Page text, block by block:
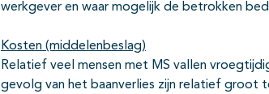
werkgever en waar mogelijk de betrokken
Kosten (middelenbeslag)
Relatief veel mensen met MS vallen
gevolg van het baanverlies zijn relatief groot